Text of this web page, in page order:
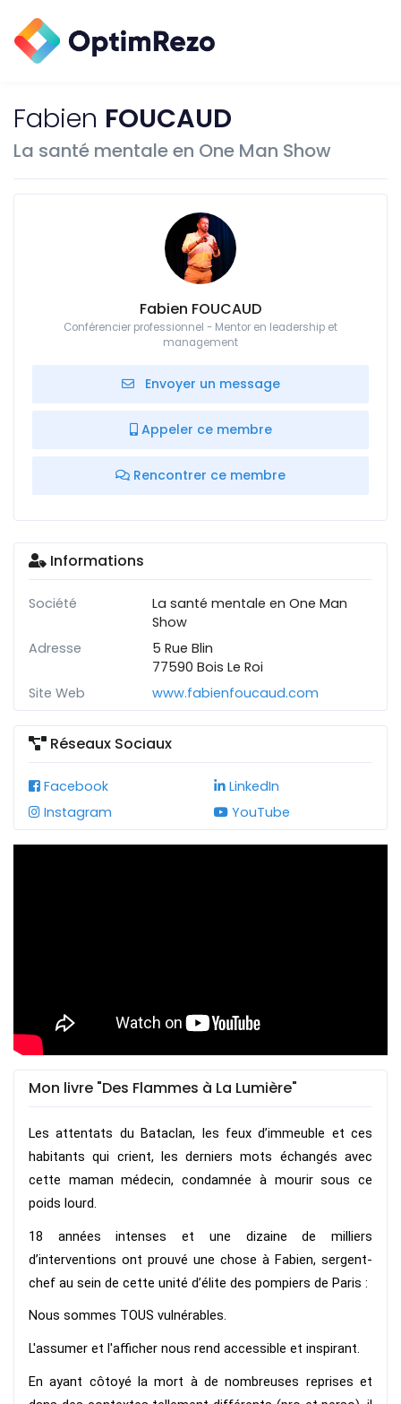
Fabien FOUCAUD
La santé mentale en One Man Show
Fabien FOUCAUD
Conférencier professionnel - Mentor en leadership et
management
Envoyer un message
Appeler ce membre
Rencontrer ce membre
Informations
Société
La santé mentale en One Man
Show
Adresse
5 Rue Blin
77590 Bois Le Roi
Site Web
www.fabienfoucaud.com
Réseaux Sociaux
Facebook
LinkedIn
Instagram
YouTube
Mon livre "Des Flammes à La Lumière"
Les attentats du Bataclan, les feux d’immeuble et ces
habitants qui crient, les derniers mots échangés avec
cette maman médecin, condamnée à mourir sous ce
poids lourd.
18 années intenses et une dizaine de milliers
d’interventions ont prouvé une chose à Fabien, sergent-
chef au sein de cette unité d’élite des pompiers de Paris :
Nous sommes TOUS vulnérables.
L'assumer et l'afficher nous rend accessible et inspirant.
En ayant côtoyé la mort à de nombreuses reprises et